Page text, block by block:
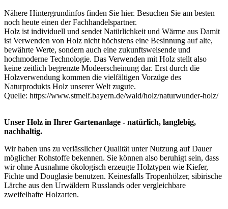
Nähere Hintergrundinfos finden Sie hier. Besuchen Sie am besten
noch heute einen derFachhandelspartner.
Holz ist individuell und sendet Natürlichkeit und Wärme aus Damit
ist Verwenden von Holz nicht höchstens eine Besinnung auf alte,
bewährte Werte, sondern auch eine zukunftsweisende und
hochmoderne Technologie. Das Verwenden mit Holz stellt also
keine zeitlich begrenzte Modeerscheinung dar. Erst durch die
Holzverwendung kommen die vielfältigen Vorzüge des
Naturprodukts Holz unserer Welt zugute.
Quelle: https://www.stmelf.bayern.de/wald/holz/naturwunder-holz/
Unser Holz in Ihrer Gartenanlage - natürlich, langlebig,
nachhaltig.
Wir haben uns zu verlässlicher Qualität unter Nutzung auf Dauer
möglicher Rohstoffe bekennen. Sie können also beruhigt sein, dass
wir ohne Ausnahme ökologisch erzeugte Holztypen wie Kiefer,
Fichte und Douglasie benutzen. Keinesfalls Tropenhölzer, sibirische
Lärche aus den Urwäldern Russlands oder vergleichbare
zweifelhafte Holzarten.